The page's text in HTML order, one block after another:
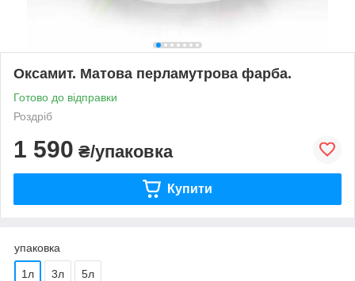
Оксамит. Матова перламутрова фарба.
Готово до відправки
Роздріб
1 590 ₴/упаковка
Купити
упаковка
1л 3л 5л